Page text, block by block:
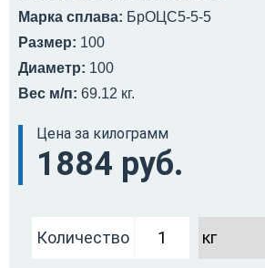
Марка сплава: БрОЦС5-5-5
Размер: 100
Диаметр: 100
Вес м/п: 69.12 кг.
Цена за килограмм
1884 руб.
Количество